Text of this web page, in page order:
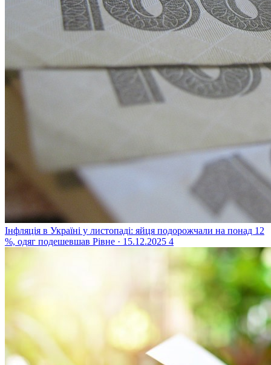
Інфляція в Україні у листопаді: яйця подорожчали на понад 12
%, одяг подешевшав Рівне · 15.12.2025 4